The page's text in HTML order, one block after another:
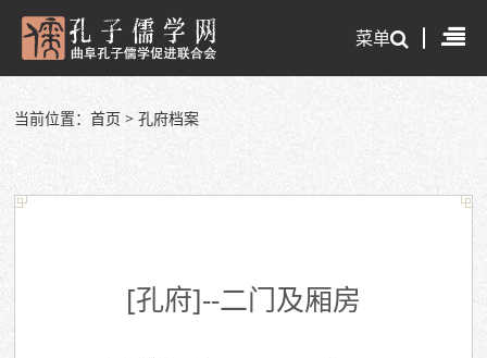
菜单
当前位置：首页 >孔府档案
[孔府]--二门及厢房